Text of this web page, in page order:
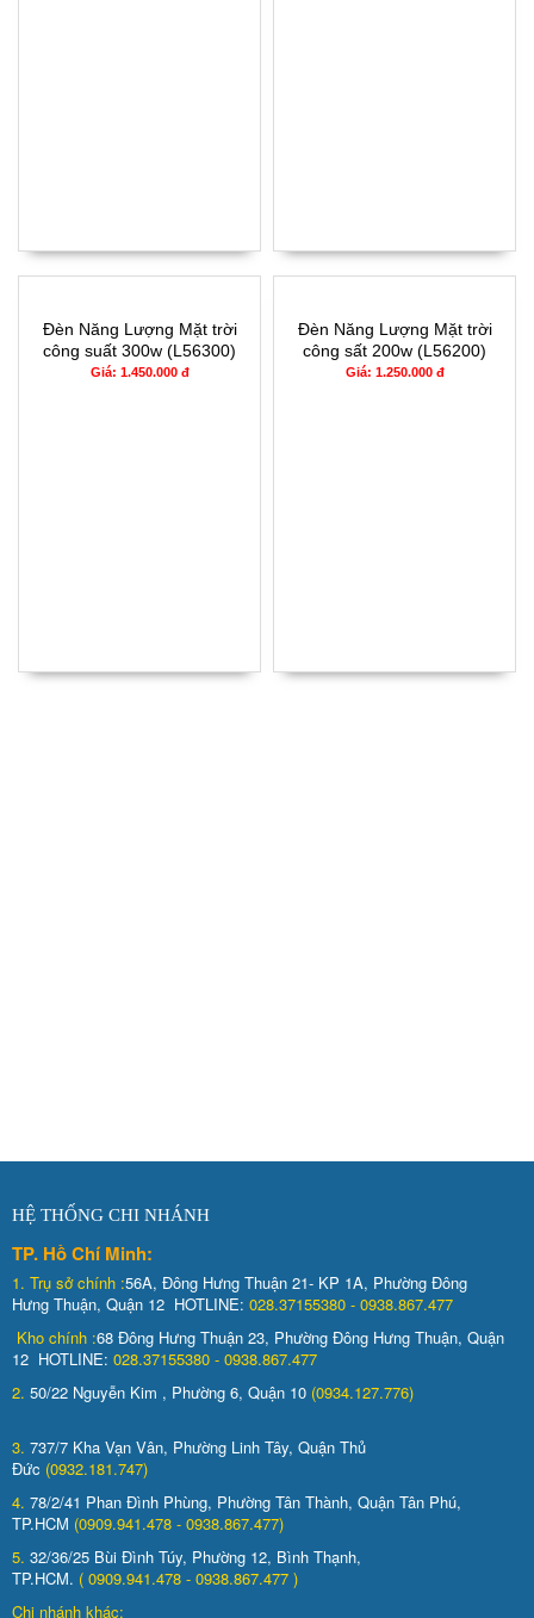
Đèn Năng Lượng Mặt trời
công suất 300w (L56300)
Giá: 1.450.000 đ
Đèn Năng Lượng Mặt trời
công sất 200w (L56200)
Giá: 1.250.000 đ
HỆ THỐNG CHI NHÁNH
TP. Hồ Chí Minh:
1. Trụ sở chính :56A, Đông Hưng Thuận 21- KP 1A, Phường Đông
Hưng Thuận, Quận 12 HOTLINE: 028.37155380 - 0938.867.477
Kho chính :68 Đông Hưng Thuận 23, Phường Đông Hưng Thuận, Quận
12 HOTLINE: 028.37155380 - 0938.867.477
2. 50/22 Nguyễn Kim , Phường 6, Quận 10 (0934.127.776)
3. 737/7 Kha Vạn Vân, Phường Linh Tây, Quận Thủ
Đức (0932.181.747)
4. 78/2/41 Phan Đình Phùng, Phường Tân Thành, Quận Tân Phú,
TP.HCM (0909.941.478 - 0938.867.477)
5. 32/36/25 Bùi Đình Túy, Phường 12, Bình Thạnh,
TP.HCM. ( 0909.941.478 - 0938.867.477 )
Chi nhánh khác: